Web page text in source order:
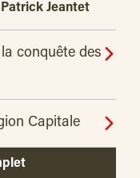
Patrick Jeantet
conquête des
Capitale